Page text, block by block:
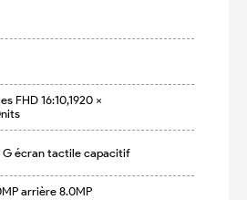
FHD 16:10,1920 ×
G écran tactile capacitif
arrière 8.0MP